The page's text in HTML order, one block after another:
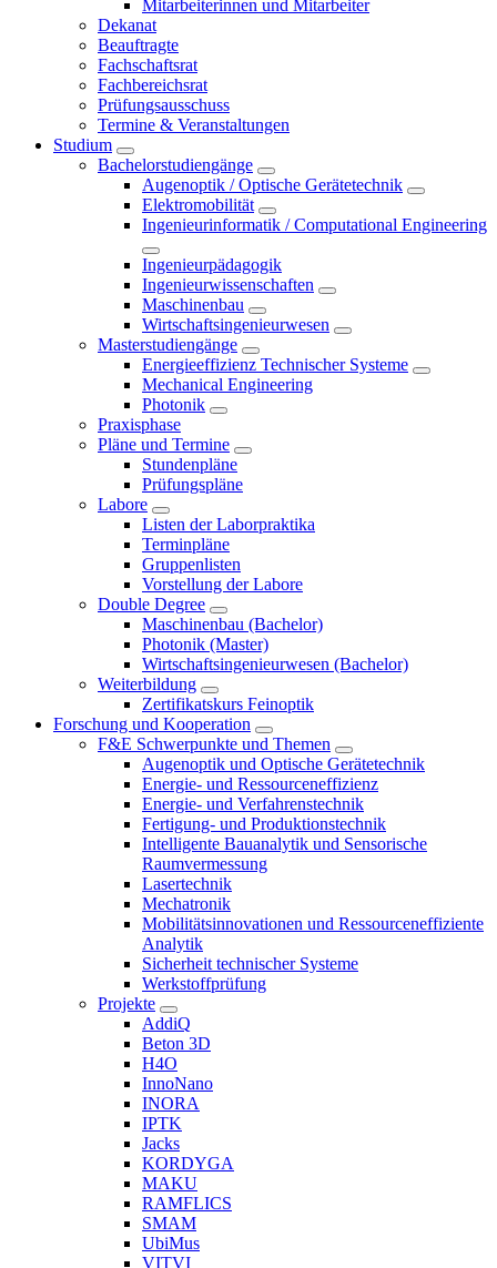
Mitarbeiterinnen und Mitarbeiter
Dekanat
Beauftragte
Fachschaftsrat
Fachbereichsrat
Prüfungsausschuss
Termine & Veranstaltungen
Studium
Bachelorstudiengänge
Augenoptik / Optische Gerätetechnik
Elektromobilität
Ingenieurinformatik / Computational Engineering
Ingenieurpädagogik
Ingenieurwissenschaften
Maschinenbau
Wirtschaftsingenieurwesen
Masterstudiengänge
Energieeffizienz Technischer Systeme
Mechanical Engineering
Photonik
Praxisphase
Pläne und Termine
Stundenpläne
Prüfungspläne
Labore
Listen der Laborpraktika
Terminpläne
Gruppenlisten
Vorstellung der Labore
Double Degree
Maschinenbau (Bachelor)
Photonik (Master)
Wirtschaftsingenieurwesen (Bachelor)
Weiterbildung
Zertifikatskurs Feinoptik
Forschung und Kooperation
F&E Schwerpunkte und Themen
Augenoptik und Optische Gerätetechnik
Energie- und Ressourceneffizienz
Energie- und Verfahrenstechnik
Fertigung- und Produktionstechnik
Intelligente Bauanalytik und Sensorische
Raumvermessung
Lasertechnik
Mechatronik
Mobilitätsinnovationen und Ressourceneffiziente
Analytik
Sicherheit technischer Systeme
Werkstoffprüfung
Projekte
AddiQ
Beton 3D
H4O
InnoNano
INORA
IPTK
Jacks
KORDYGA
MAKU
RAMFLICS
SMAM
UbiMus
VITVI